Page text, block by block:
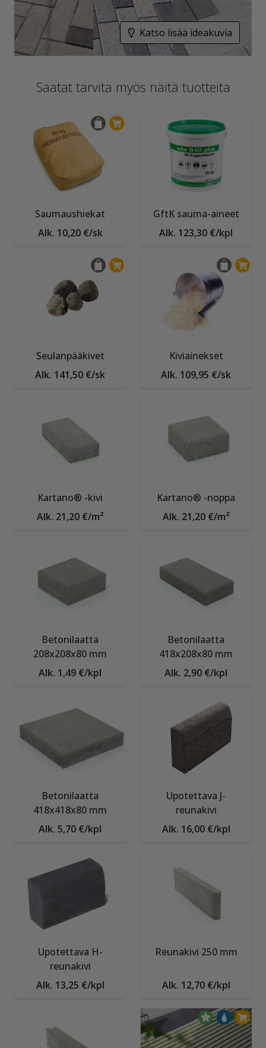
Katso lisää ideakuvia
Saatat tarvita myös näitä tuotteita
Saumaushiekat
Alk. 10,20 €/sk
GftK sauma-aineet
Alk. 123,30 €/kpl
Seulanpääkivet
Alk. 141,50 €/sk
Kiviainekset
Alk. 109,95 €/sk
Kartano® -kivi
Alk. 21,20 €/m²
Kartano® -noppa
Alk. 21,20 €/m²
Betonilaatta
208x208x80 mm
Alk. 1,49 €/kpl
Betonilaatta
418x208x80 mm
Alk. 2,90 €/kpl
Betonilaatta
418x418x80 mm
Alk. 5,70 €/kpl
Upotettava J-
reunakivi
Alk. 16,00 €/kpl
Upotettava H-
reunakivi
Alk. 13,25 €/kpl
Reunakivi 250 mm
Alk. 12,70 €/kpl